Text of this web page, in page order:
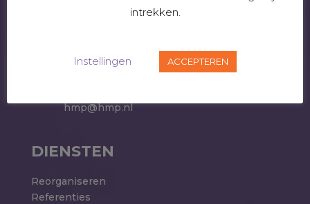
hmp@hmp.nl
DIENSTEN
Reorganiseren
Referenties
intrekken.
Instellingen ACCEPTEREN